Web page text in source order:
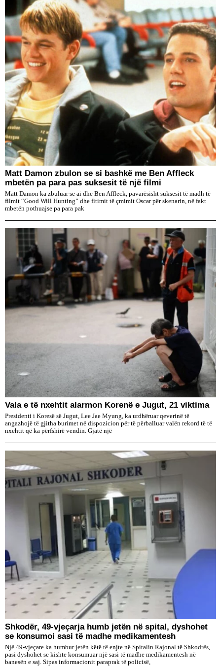
Matt Damon zbulon se si bashkë me Ben Affleck
mbetën pa para pas suksesit të një filmi
Matt Damon ka zbuluar se ai dhe Ben Affleck, pavarësisht suksesit të madh të
filmit “Good Will Hunting” dhe fitimit të çmimit Oscar për skenarin, në fakt
mbetën pothuajse pa para pak
Vala e të nxehtit alarmon Korenë e Jugut, 21 viktima
Presidenti i Koresë së Jugut, Lee Jae Myung, ka urdhëruar qeverinë të
angazhojë të gjitha burimet në dispozicion për të përballuar valën rekord të të
nxehtit që ka përfshirë vendin. Gjatë një
Shkodër, 49-vjeçarja humb jetën në spital, dyshohet
se konsumoi sasi të madhe medikamentesh
Një 49-vjeçare ka humbur jetën këtë të enjte në Spitalin Rajonal të Shkodrës,
pasi dyshohet se kishte konsumuar një sasi të madhe medikamentesh në
banesën e saj. Sipas informacionit paraprak të policisë,